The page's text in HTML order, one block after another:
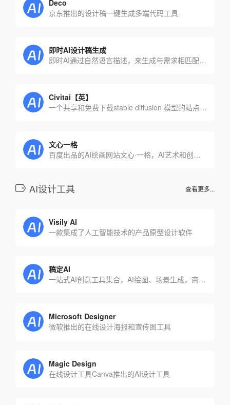
Deco
京东推出的设计稿一键生成多端代码工具
即时AI设计稿生成
即时AI通过自然语言描述，来生成与需求相匹配的设计稿。包含APP、web设计稿
Civitai【英】
一个共享和免费下载stable diffusion 模型的站点，又称C站
文心一格
百度出品的AI绘画网站文心·一格，AI艺术和创意辅助平台，依托飞桨、文心大模型的技术创新推出的“AI作画”产品，可轻松驾驭多种风格，人人皆可“一语成画”
AI设计工具 查看更多...
Visily AI
一款集成了人工智能技术的产品原型设计软件
稿定AI
一站式AI创意工具集合，AI绘图、场景生成，商品合成
Microsoft Designer
微软推出的在线设计海报和宣传图工具
Magic Design
在线设计工具Canva推出的AI设计工具